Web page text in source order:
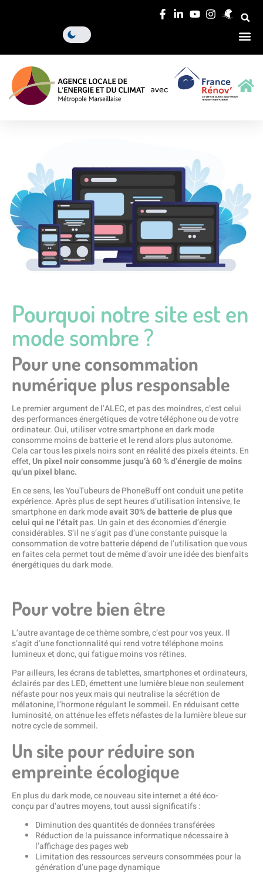
Pourquoi notre site est en
mode sombre ?
Pour une consommation
numérique plus responsable
Le premier argument de l’ALEC, et pas des moindres, c’est celui
des performances énergétiques de votre téléphone ou de votre
ordinateur. Oui, utiliser votre smartphone en dark mode
consomme moins de batterie et le rend alors plus autonome.
Cela car tous les pixels noirs sont en réalité des pixels éteints. En
effet,Un pixel noir consomme jusqu’à 60 % d’énergie de moins
qu’un pixel blanc.
En ce sens, les YouTubeurs de PhoneBuff ont conduit une petite
expérience. Après plus de sept heures d’utilisation intensive, le
smartphone en dark modeavait 30% de batterie de plus que
celui qui ne l’étaitpas. Un gain et des économies d’énergie
considérables. S’il ne s’agit pas d’une constante puisque la
consommation de votre batterie dépend de l’utilisation que vous
en faites cela permet tout de même d’avoir une idée des bienfaits
énergétiques du dark mode.
Pour votre bien être
L’autre avantage de ce thème sombre, c’est pour vos yeux. Il
s’agit d’une fonctionnalité qui rend votre téléphone moins
lumineux et donc, qui fatigue moins vos rétines.
Par ailleurs, les écrans de tablettes, smartphones et ordinateurs,
éclairés par des LED, émettent une lumière bleue non seulement
néfaste pour nos yeux mais qui neutralise la sécrétion de
mélatonine, l’hormone régulant le sommeil. En réduisant cette
luminosité, on atténue les effets néfastes de la lumière bleue sur
notre cycle de sommeil.
Un site pour réduire son
empreinte écologique
En plus du dark mode, ce nouveau site internet a été éco-
conçu par d’autres moyens, tout aussi significatifs :
Diminution des quantités de données transférées
Réduction de la puissance informatique nécessaire à
l’affichage des pages web
Limitation des ressources serveurs consommées pour la
génération d’une page dynamique